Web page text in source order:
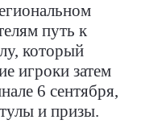
путь к
который
игроки затем
6 сентября,
и призы.